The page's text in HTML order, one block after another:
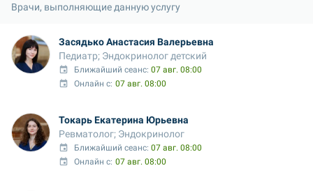
Врачи, выполняющие данную услугу
Засядько Анастасия Валерьевна
Педиатр; Эндокринолог детский
Ближайший сеанс: 07 авг. 08:00
Онлайн с: 07 авг. 08:00
Токарь Екатерина Юрьевна
Ревматолог; Эндокринолог
Ближайший сеанс: 07 авг. 08:00
Онлайн с: 07 авг. 08:00